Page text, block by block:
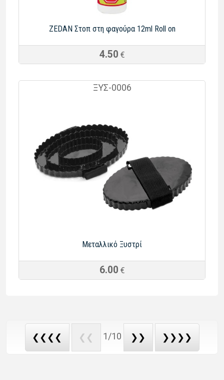
ZEDAN Στοπ στη φα­γού­ρα 12ml Roll on
4.50 €
ΞΥΣ-0006
Μεταλλικό Ξυστρί
6.00 €
❮❮❮❮ ❮❮ 1/10 ❯❯ ❯❯❯❯